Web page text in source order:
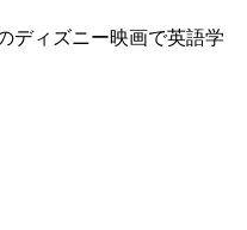
ディズニー映画で英語学